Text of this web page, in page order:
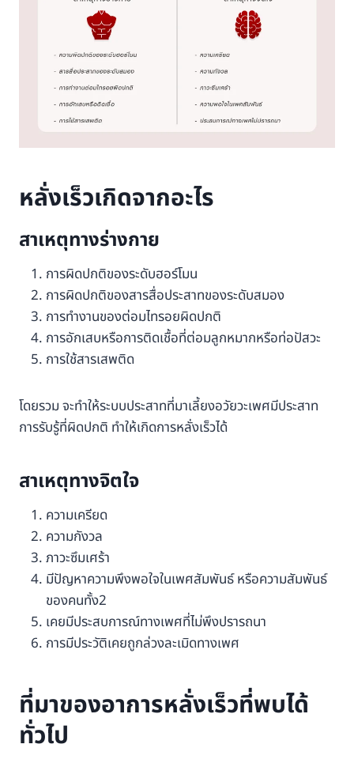
หลั่งเร็วเกิดจากอะไร
สาเหตุทางร่างกาย
การผิดปกติของระดับฮอร์โมน
การผิดปกติของสารสื่อประสาทของระดับสมอง
การทำงานของต่อมไทรอยผิดปกติ
การอักเสบหรือการติดเชื้อที่ต่อมลูกหมากหรือท่อปัสวะ
การใช้สารเสพติด
โดยรวม จะทำให้ระบบประสาทที่มาเลี้ยงอวัยวะเพศมีประสาท
การรับรู้ที่ผิดปกติ ทำให้เกิดการหลั่งเร็วได้
สาเหตุทางจิตใจ
ความเครียด
ความกังวล
ภาวะซึมเศร้า
มีปัญหาความพึงพอใจในเพศสัมพันธ์ หรือความสัมพันธ์
ของคนทั้ง2
เคยมีประสบการณ์ทางเพศที่ไม่พึงปรารถนา
การมีประวัติเคยถูกล่วงละเมิดทางเพศ
ที่มาของอาการหลั่งเร็วที่พบได้
ทั่วไป